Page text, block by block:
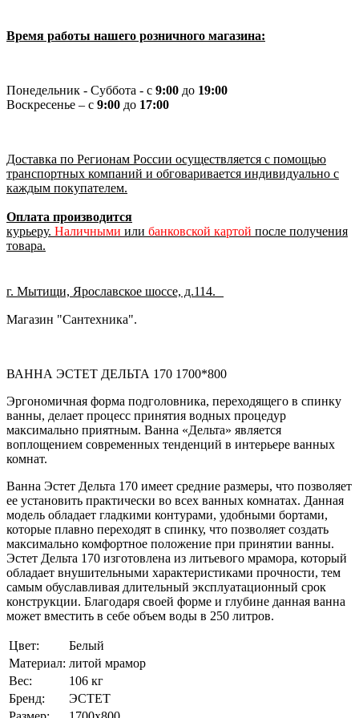
Время работы нашего розничного магазина:
Понедельник - Суббота - с 9:00 до 19:00
Воскресенье – с 9:00 до 17:00
Доставка по Регионам России осуществляется с помощью
транспортных компаний и обговаривается индивидуально с
каждым покупателем.
Оплата производится
курьеру. Наличными или банковской картой после получения
товара.
г. Мытищи, Ярославское шоссе, д.114.
Магазин "Сантехника".
ВАННА ЭСТЕТ ДЕЛЬТА 170 1700*800
Эргономичная форма подголовника, переходящего в спинку
ванны, делает процесс принятия водных процедур
максимально приятным. Ванна «Дельта» является
воплощением современных тенденций в интерьере ванных
комнат.
Ванна Эстет Дельта 170 имеет средние размеры, что позволяет
ее установить практически во всех ванных комнатах. Данная
модель обладает гладкими контурами, удобными бортами,
которые плавно переходят в спинку, что позволяет создать
максимально комфортное положение при принятии ванны.
Эстет Дельта 170 изготовлена из литьевого мрамора, который
обладает внушительными характеристиками прочности, тем
самым обуславливая длительный эксплуатационный срок
конструкции. Благодаря своей форме и глубине данная ванна
может вместить в себе объем воды в 250 литров.
Цвет:
Белый
Материал: литой мрамор
Вес:
106 кг
Бренд:
ЭСТЕТ